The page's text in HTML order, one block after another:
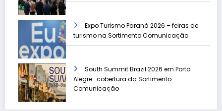
Expo Turismo Paraná 2026 – feiras de
turismo na Sortimento Comunicação
South Summit Brazil 2026 em Porto
Alegre : cobertura da Sortimento
Comunicação